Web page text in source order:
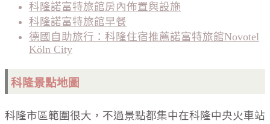
科隆諾富特旅館房內佈置與設施
科隆諾富特旅館早餐
德國自助旅行：科隆住宿推薦諾富特旅館Novotel
Köln City
科隆景點地圖
科隆市區範圍很大，不過景點都集中在科隆中央火車站